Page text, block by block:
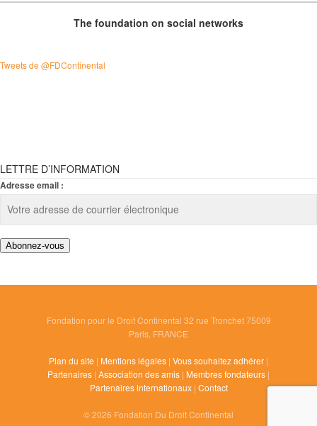
The foundation on social networks
Tweets de @FDContinental
LETTRE D’INFORMATION
Adresse email :
Fondation pour le Droit Continental 32 rue Tronchet 75009
Paris, FRANCE
Plan du site | Mentions légales | Vous souhaitez adhérer |
Partenaires | Association des amis | Membres fondateurs |
Partenaires internationaux| Contact
© 2026 Fondation Du Droit Continental